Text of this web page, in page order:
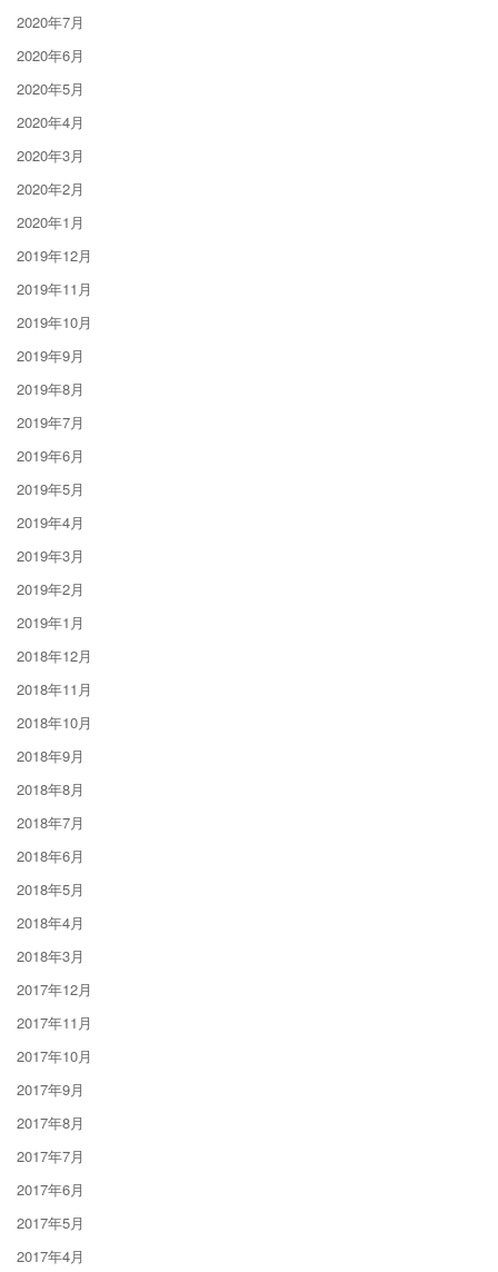
2020年7月
2020年6月
2020年5月
2020年4月
2020年3月
2020年2月
2020年1月
2019年12月
2019年11月
2019年10月
2019年9月
2019年8月
2019年7月
2019年6月
2019年5月
2019年4月
2019年3月
2019年2月
2019年1月
2018年12月
2018年11月
2018年10月
2018年9月
2018年8月
2018年7月
2018年6月
2018年5月
2018年4月
2018年3月
2017年12月
2017年11月
2017年10月
2017年9月
2017年8月
2017年7月
2017年6月
2017年5月
2017年4月